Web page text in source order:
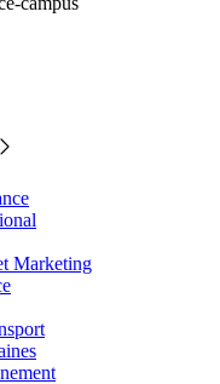
Marketing